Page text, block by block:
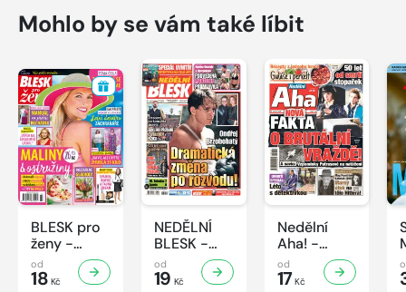
Mohlo by se vám také líbit
BLESK pro
ženy -
33/2026
od
18 Kč
NEDĚLNÍ
BLESK -
32/2026
od
19 Kč
Nedělní
Aha! -
32/2026
od
17Kč